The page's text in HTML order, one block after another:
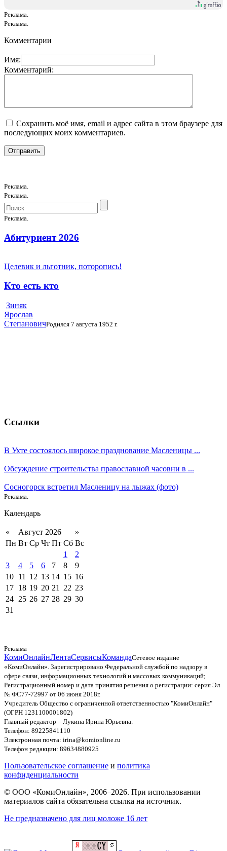
Реклама.
Реклама.
Комментарии
Имя:
Комментарий:
Сохранить моё имя, email и адрес сайта в этом браузере для
последующих моих комментариев.
Реклама.
Реклама.
Реклама.
Абитуриент 2026
Целевик и льготник, поторопись!
Кто есть кто
Зиняк
Ярослав
СтепановичРодился 7 августа 1952 г.
Ссылки
В Ухте состоялось широкое празднование Масленицы ...
Обсуждение строительства православной часовни в ...
Сосногорск встретил Масленицу на лыжах (фото)
Реклама.
Календарь
« Август 2026
»
Пн Вт Ср Чт Пт Сб Вс
1
2
3
4 5 6 7 8
9
10 11 12 13 14 15 16
17 18 19 20 21 22 23
24 25 26 27 28 29 30
31
Реклама
КомиОнлайнЛентаСервисыКомандаСетевое издание
«КомиОнлайн». Зарегистрировано Федеральной службой по надзору в
сфере связи, информационных технологий и массовых коммуникаций;
Регистрационный номер и дата принятия решения о регистрации: серия Эл
№ ФС77-72997 от 06 июня 2018г.
Учредитель Общество с ограниченной ответственностью "КомиОнлайн"
(ОГРН 1231100001802)
Главный редактор – Лукина Ирина Юрьевна.
Телефон: 89225841110
Электронная почта: irina@komionline.ru
Телефон редакции: 89634880925
Пользовательское соглашение и политика
конфиденциальности
© ООО «КомиОнлайн», 2006–2026. При использовании
материалов сайта обязательна ссылка на источник.
Не предназначено для лиц моложе 16 лет